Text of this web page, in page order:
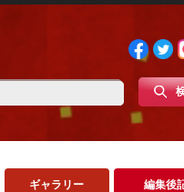
ギャラリー 編集後